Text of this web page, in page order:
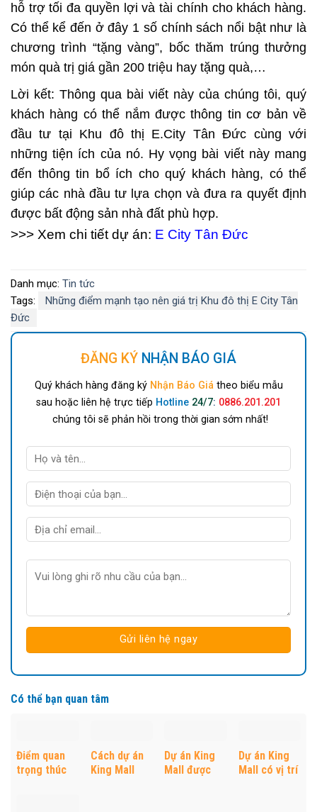
hỗ trợ tối đa quyền lợi và tài chính cho khách hàng.
Có thể kể đến ở đây 1 số chính sách nổi bật như là
chương trình “tặng vàng”, bốc thăm trúng thưởng
món quà trị giá gần 200 triệu hay tặng quà,…
Lời kết: Thông qua bài viết này của chúng tôi, quý
khách hàng có thể nắm được thông tin cơ bản về
đầu tư tại Khu đô thị E.City Tân Đức cùng với
những tiện ích của nó. Hy vọng bài viết này mang
đến thông tin bổ ích cho quý khách hàng, có thể
giúp các nhà đầu tư lựa chọn và đưa ra quyết định
được bất động sản nhà đất phù hợp.
>>> Xem chi tiết dự án: E City Tân Đức
Danh mục: Tin tức
Tags:
Những điểm mạnh tạo nên giá trị Khu đô thị E City Tân
Đức
ĐĂNG KÝ NHẬN BÁO GIÁ
Quý khách hàng đăng ký Nhận Báo Giátheo biểu mẫu
sau hoặc liên hệ trực tiếp Hotline 24/7: 0886.201.201
chúng tôi sẽ phản hồi trong thời gian sớm nhất!
Có thể bạn quan tâm
Điểm quan
trọng thúc
Cách dự án
King Mall
Dự án King
Mall được
Dự án King
Mall có vị trí